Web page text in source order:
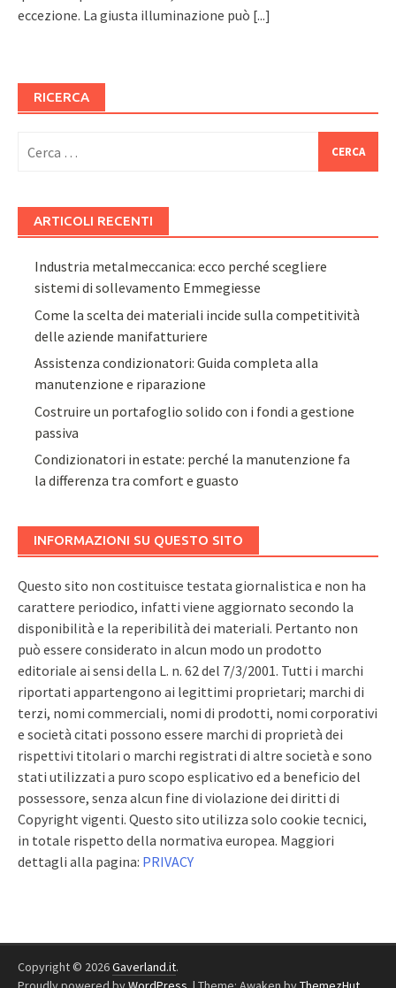
eccezione. La giusta illuminazione può [...]
RICERCA
per:
ARTICOLI RECENTI
Industria metalmeccanica: ecco perché scegliere
sistemi di sollevamento Emmegiesse
Come la scelta dei materiali incide sulla competitività
delle aziende manifatturiere
Assistenza condizionatori: Guida completa alla
manutenzione e riparazione
Costruire un portafoglio solido con i fondi a gestione
passiva
Condizionatori in estate: perché la manutenzione fa
la differenza tra comfort e guasto
INFORMAZIONI SU QUESTO SITO
Questo sito non costituisce testata giornalistica e non ha
carattere periodico, infatti viene aggiornato secondo la
disponibilità e la reperibilità dei materiali. Pertanto non
può essere considerato in alcun modo un prodotto
editoriale ai sensi della L. n. 62 del 7/3/2001. Tutti i marchi
riportati appartengono ai legittimi proprietari; marchi di
terzi, nomi commerciali, nomi di prodotti, nomi corporativi
e società citati possono essere marchi di proprietà dei
rispettivi titolari o marchi registrati di altre società e sono
stati utilizzati a puro scopo esplicativo ed a beneficio del
possessore, senza alcun fine di violazione dei diritti di
Copyright vigenti. Questo sito utilizza solo cookie tecnici,
in totale rispetto della normativa europea. Maggiori
dettagli alla pagina: PRIVACY
Copyright © 2026Gaverland.it.